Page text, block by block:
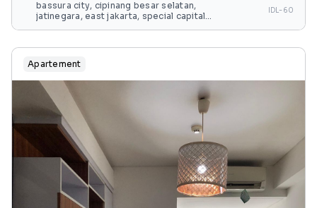
bassura city, cipinang besar selatan,
jatinegara, east jakarta, special capital
IDL-60
Apartement